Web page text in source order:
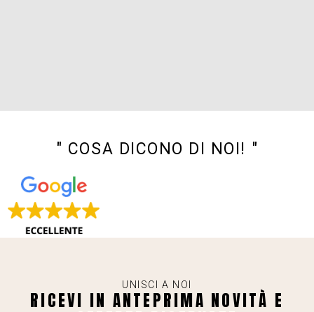
" COSA DICONO DI NOI! "
UNISCI A NOI
RICEVI IN ANTEPRIMA NOVITÀ E